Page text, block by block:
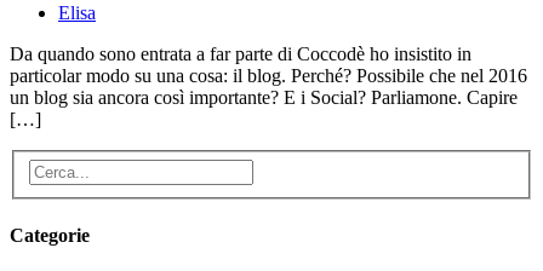
Elisa
Da quando sono entrata a far parte di Coccodè ho insistito in
particolar modo su una cosa: il blog. Perché? Possibile che nel 2016
un blog sia ancora così importante? E i Social? Parliamone. Capire
[…]
Categorie